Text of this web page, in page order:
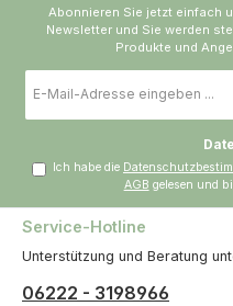
Abonnieren Sie jetzt einfach
Newsletter und Sie werden
Produkte und
Mail-
Ich habe die
AGB gelesen und
Service-Hotline
Unterstützung und Beratung
06222 - 3198966